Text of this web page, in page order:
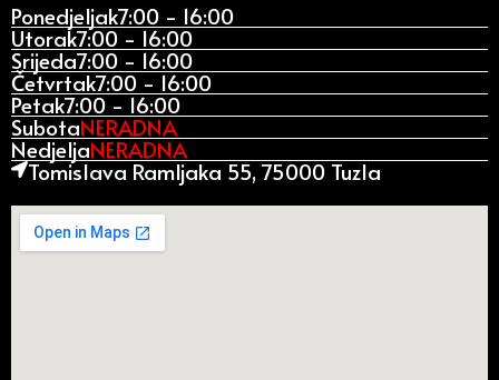
Ponedjeljak7:00 - 16:00
Utorak7:00 - 16:00
Srijeda7:00 - 16:00
Četvrtak7:00 - 16:00
Petak7:00 - 16:00
SubotaNERADNA
NedjeljaNERADNA
Tomislava Ramljaka 55, 75000 Tuzla